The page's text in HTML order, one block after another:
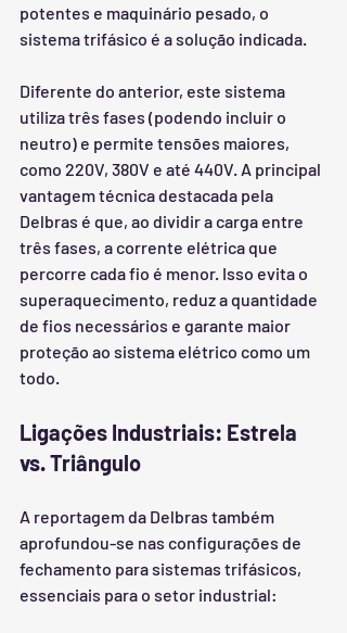
potentes e maquinário pesado, o
sistema trifásico é a solução indicada.
Diferente do anterior, este sistema
utiliza três fases (podendo incluir o
neutro) e permite tensões maiores,
como 220V, 380V e até 440V. A principal
vantagem técnica destacada pela
Delbras é que, ao dividir a carga entre
três fases, a corrente elétrica que
percorre cada fio é menor. Isso evita o
superaquecimento, reduz a quantidade
de fios necessários e garante maior
proteção ao sistema elétrico como um
todo.
Ligações Industriais: Estrela
vs. Triângulo
A reportagem da Delbras também
aprofundou-se nas configurações de
fechamento para sistemas trifásicos,
essenciais para o setor industrial: